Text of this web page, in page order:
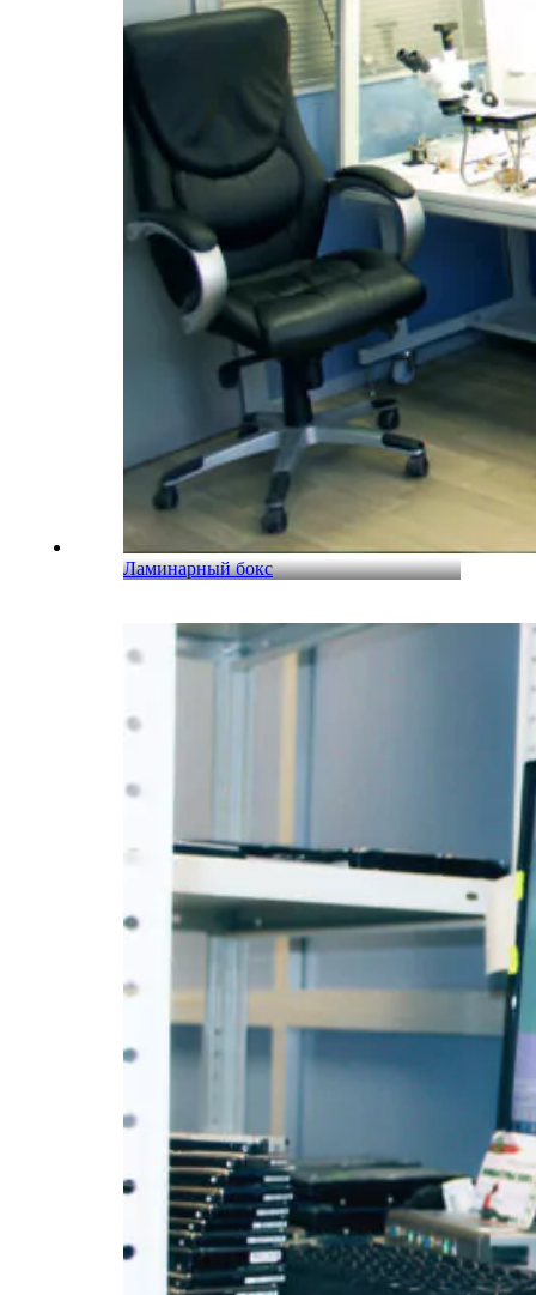
Ламинарный бокс